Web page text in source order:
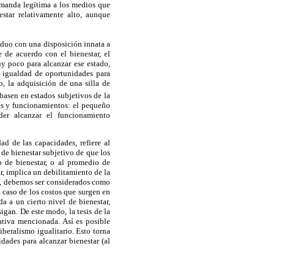
legítima a los medios que
relativamente alto, aunque
con una disposición innata a
acuerdo con el bienestar, el
para alcanzar ese estado,
de oportunidades para
la adquisición de una silla de
en estados subjetivos de la
y funcionamientos: el pequeño
alcanzar el funcionamiento
de las capacidades, refiere al
bienestar subjetivo de que los
bienestar, o al promedio de
implica un debilitamiento de la
ser considerados como
de los costos que surgen en
a un cierto nivel de bienestar,
De este modo, la tesis de la
mencionada. Así es posible
igualitario. Esto torna
para alcanzar bienestar (al